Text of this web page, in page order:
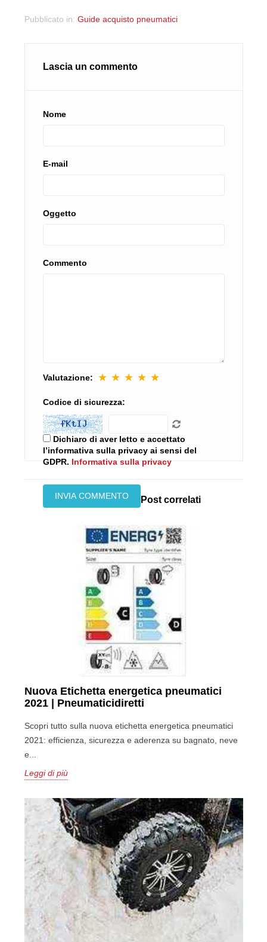
Pubblicato in: Guide acquisto pneumatici
Lascia un commento
Nome
E-mail
Oggetto
Commento
Valutazione: ★ ★ ★ ★ ★
Codice di sicurezza:
Dichiaro di aver letto e accettato
l’informativa sulla privacy ai sensi del
GDPR. Informativa sulla privacy
Post correlati
Nuova Etichetta energetica pneumatici
2021 | Pneumaticidiretti
Scopri tutto sulla nuova etichetta energetica pneumatici
2021: efficienza, sicurezza e aderenza su bagnato, neve
e...
Leggi di più